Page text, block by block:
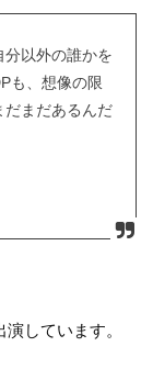
分以外の誰かを
も、想像の限
だまだあるんだ
しています。